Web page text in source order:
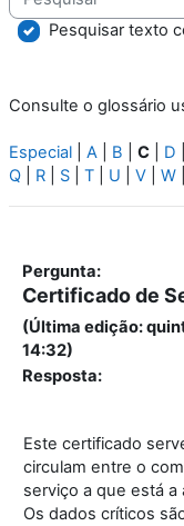
Pesquisar texto
Consulte o glossário
Especial A B C D
Q
R S T U V W
Pergunta:
Certificado de
(Última edição:
14:32)
Resposta:
Este certificado
circulam entre o
serviço a que está a
Os dados críticos